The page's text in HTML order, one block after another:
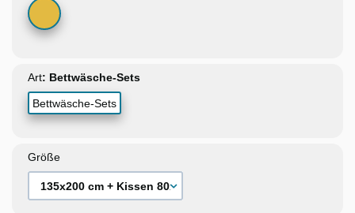
Curry
Art
Bettwäsche-Sets
Größe